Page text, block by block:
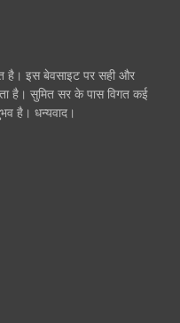
है। इस बेवसाइट पर सही और
है। सुमित सर के पास विगत कई
है। धन्यवाद।